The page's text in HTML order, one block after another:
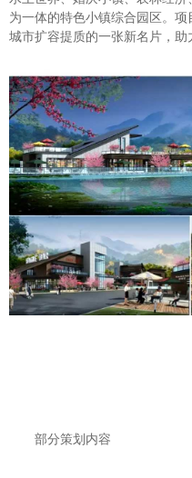
为一体的特色小镇综合园区。项
城市扩容提质的一张新名片，助
部分策划内容